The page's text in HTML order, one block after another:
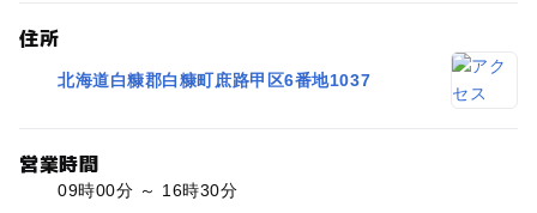
住所
北海道白糠郡白糠町庶路甲区6番地1037
営業時間
09時00分 ～ 16時30分